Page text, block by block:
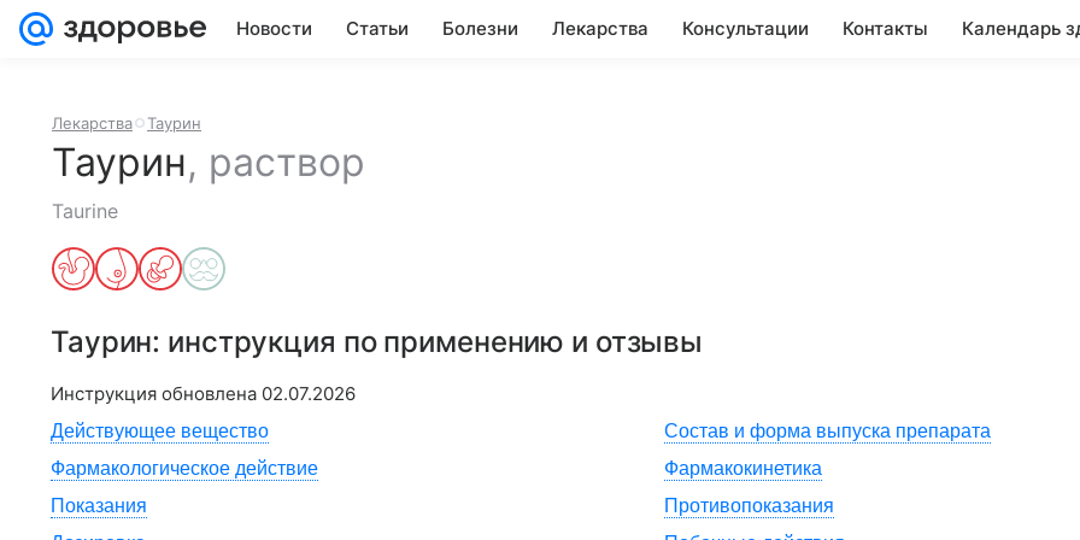
Новости Статьи Болезни Лекарства Консультации Контакты Календарь
Лекарства Таурин
Таурин, раствор
Taurine
Таурин: инструкция по применению и отзывы
Инструкция обновлена 02.07.2026
Действующее вещество
Состав и форма выпуска препарата
Фармакологическое действие
Фармакокинетика
Показания
Противопоказания